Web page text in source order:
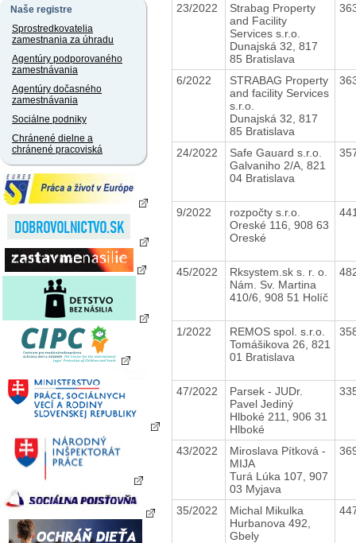
Naše registre
Sprostredkovatelia
zamestnania za úhradu
Agentúry podporovaného
zamestnávania
Agentúry dočasného
zamestnávania
Sociálne podniky
Chránené dielne a
chránené pracoviská
23/2022
Strabag Property
and Facility
Services s.r.o.
Dunajská 32, 817
85 Bratislava
6/2022
STRABAG Property
and facility Services
s.r.o.
Dunajská 32, 817
85 Bratislava
24/2022
Safe Gauard s.r.o.
Galvaniho 2/A, 821
04 Bratislava
9/2022
rozpočty s.r.o.
Oreské 116, 908 63
Oreské
45/2022
Rksystem.sk s. r. o.
Nám. Sv. Martina
410/6, 908 51 Holíč
1/2022
REMOS spol. s.r.o.
Tomášikova 26, 821
01 Bratislava
47/2022
Parsek - JUDr.
Pavel Jediný
Hlboké 211, 906 31
Hlboké
43/2022
Miroslava Pítková -
MIJA
Turá Lúka 107, 907
03 Myjava
35/2022
Michal Mikulka
Hurbanova 492,
Gbely